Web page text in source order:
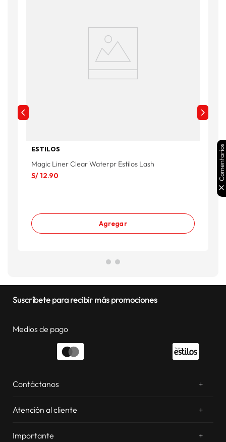
ESTILOS
Magic Liner Clear Waterpr Estilos Lash
S/ 12.90
Agregar
Suscríbete para recibir más promociones
Medios de pago
Contáctanos +
Atención al cliente
+
Importante
+
Comentarios